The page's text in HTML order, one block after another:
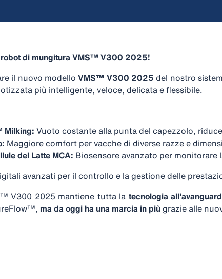
robot di mungitura VMS™ V300 2025!
il nuovo modelloVMS™ V300 2025 del nostro
più intelligente, veloce, delicata e flessibile.
Milking: Vuoto costante alla punta del capezzolo,
Maggiore comfort per vacche di diverse razze e
del Latte MCA: Biosensore avanzato per monitorare
avanzati per il controllo e la gestione delle
V300 2025 mantiene tutta la tecnologia
ma da oggi ha una marcia in piùgrazie alle